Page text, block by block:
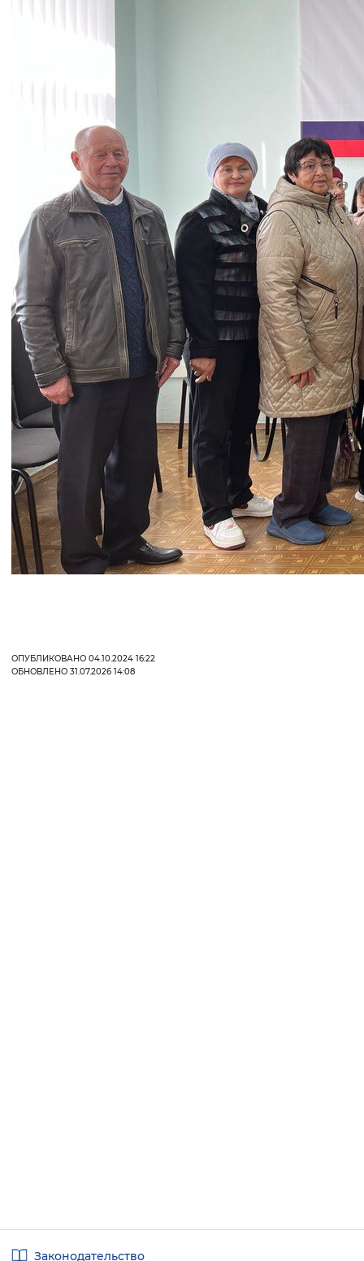
ОПУБЛИКОВАНО 04.10.2024 16:22
ОБНОВЛЕНО 31.07.2026 14:08
Законодательство